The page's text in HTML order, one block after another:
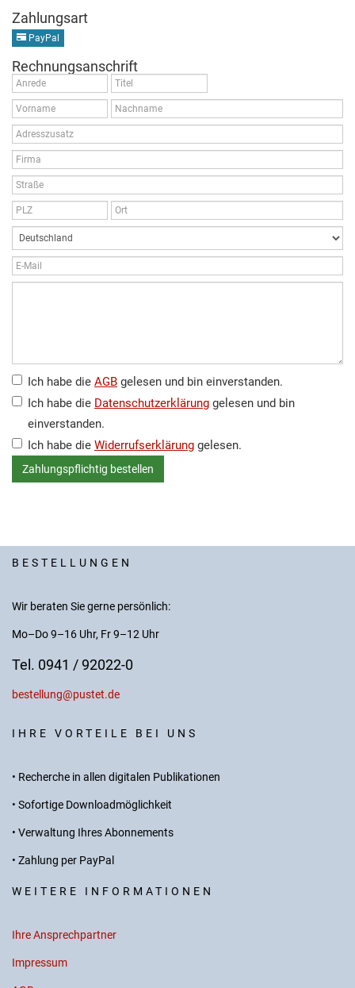
Zahlungsart
PayPal
Rechnungsanschrift
Ich habe die AGB gelesen und bin einverstanden.
Ich habe die Datenschutzerklärung gelesen und bin
einverstanden.
Ich habe die Widerrufserklärung gelesen.
BESTELLUNGEN
Wir beraten Sie gerne persönlich:
Mo–Do 9–16 Uhr, Fr 9–12 Uhr
Tel. 0941 / 92022-0
bestellung@pustet.de
IHRE VORTEILE BEI UNS
• Recherche in allen digitalen Publikationen
• Sofortige Downloadmöglichkeit
• Verwaltung Ihres Abonnements
• Zahlung per PayPal
WEITERE INFORMATIONEN
Ihre Ansprechpartner
Impressum